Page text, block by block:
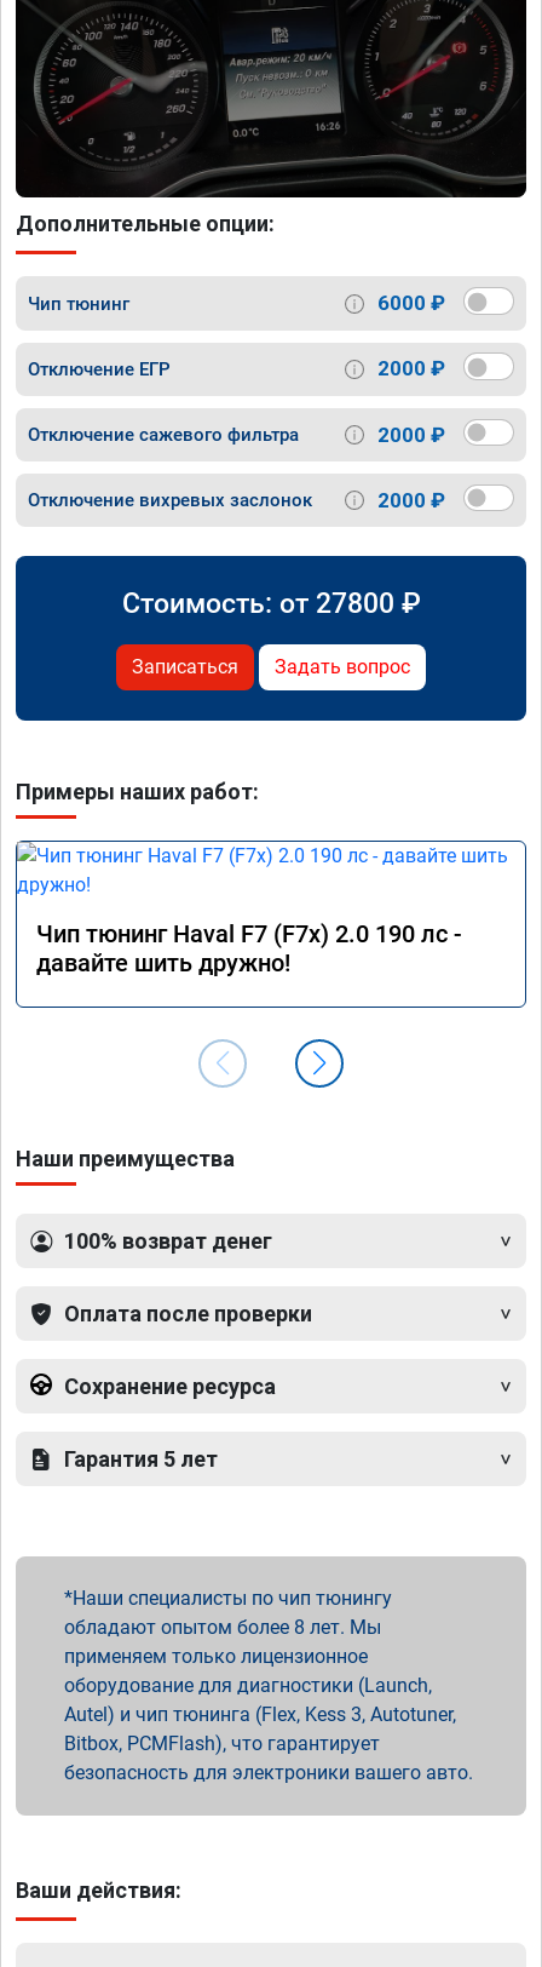
Дополнительные опции:
Чип тюнинг 6000 ₽
Отключение ЕГР 2000 ₽
Отключение сажевого фильтра 2000 ₽
Отключение вихревых заслонок 2000 ₽
Стоимость: от 27800 ₽
Записаться Задать вопрос
Примеры наших работ:
Чип тюнинг Haval F7 (F7x) 2.0 190 лс -
давайте шить дружно!
Наши преимущества
100% возврат денег
Оплата после проверки
Сохранение ресурса
Гарантия 5 лет
Наши специалисты по чип тюнингу
обладают опытом более 8 лет. Мы
применяем только лицензионное
оборудование для диагностики (Launch,
Autel) и чип тюнинга (Flex, Kess 3, Autotuner,
Bitbox, PCMFlash), что гарантирует
безопасность для электроники вашего авто.
Ваши действия: